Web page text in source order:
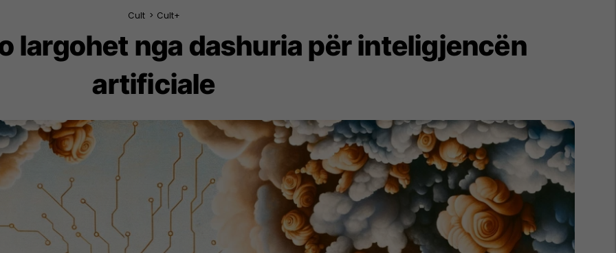
Cult > Cult+
largohet nga dashuria për inteligjencën
artificiale